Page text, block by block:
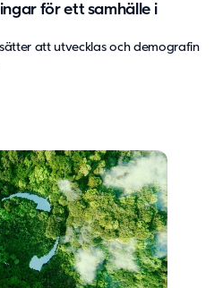
för ett samhälle i
att utvecklas och demografin